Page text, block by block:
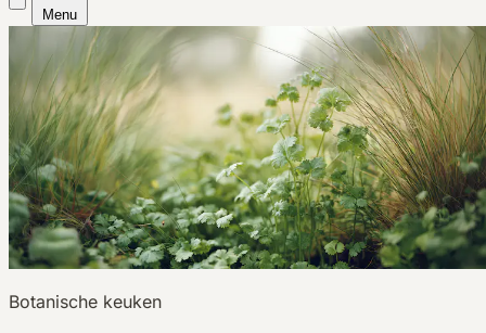
Menu
Botanische keuken